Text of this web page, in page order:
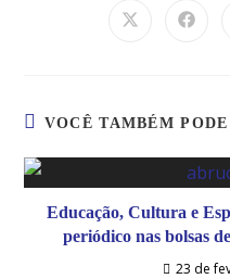
VOCÊ TAMBÉM
Educação, Cultura e
periódico nas bolsas
23 de